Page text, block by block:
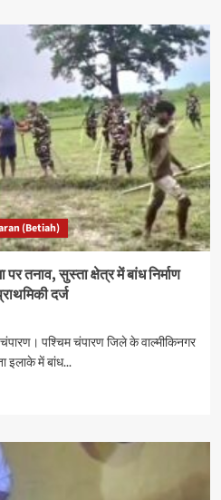
(Betiah)
तनाव, सुस्ता क्षेत्र में बांध निर्माण
दर्ज
चंपारण। पश्चिम चंपारण जिले के वाल्मीकिनगर
इलाके में बांध...